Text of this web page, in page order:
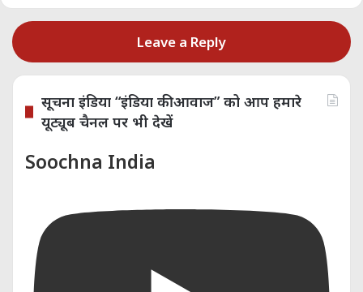
Leave a Reply
सूचना इंडिया “इंडिया की आवाज” को आप हमारे
यूट्यूब चैनल पर भी देखें
Soochna India